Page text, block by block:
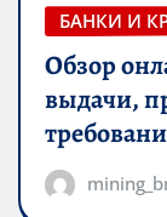
БАНКИ И
Обзор
выдачи,